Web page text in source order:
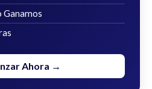
Ganamos
Ahora →